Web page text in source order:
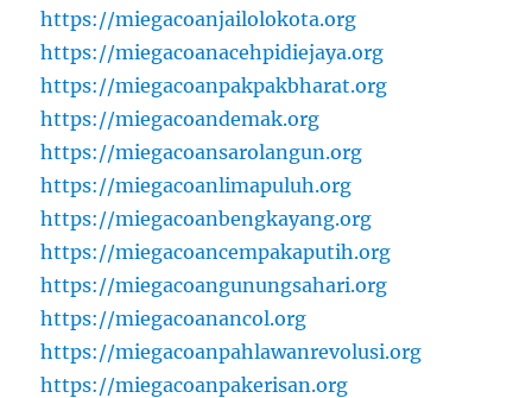
https://miegacoanjailolokota.org
https://miegacoanacehpidiejaya.org
https://miegacoanpakpakbharat.org
https://miegacoandemak.org
https://miegacoansarolangun.org
https://miegacoanlimapuluh.org
https://miegacoanbengkayang.org
https://miegacoancempakaputih.org
https://miegacoangunungsahari.org
https://miegacoanancol.org
https://miegacoanpahlawanrevolusi.org
https://miegacoanpakerisan.org